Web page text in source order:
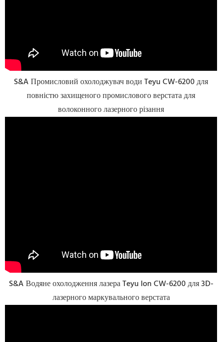
S&A Промисловий охолоджувач води Teyu CW-6200 для
повністю захищеного промислового верстата для
волоконного лазерного різання
S&A Водяне охолодження лазера Teyu Ion CW-6200 для 3D-
лазерного маркувального верстата